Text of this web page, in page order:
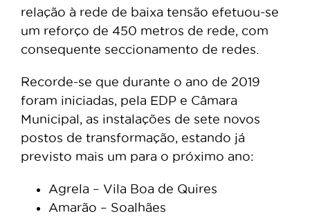
relação à rede de baixa tensão efetuou-se
um reforço de 450 metros de rede, com
consequente seccionamento de redes.
Recorde-se que durante o ano de 2019
foram iniciadas, pela EDP e Câmara
Municipal, as instalações de sete novos
postos de transformação, estando já
previsto mais um para o próximo ano:
Agrela – Vila Boa de Quires
Amarão – Soalhães